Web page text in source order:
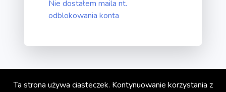
Ta strona używa ciasteczek. Kontynuowanie korzystania z
Nie dostałem maila nt.
odblokowania konta